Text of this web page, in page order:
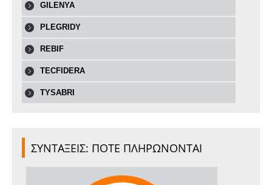
GILENYA
PLEGRIDY
REBIF
TECFIDERA
TYSABRI
ΣΥΝΤΑΞΕΙΣ: ΠΟΤΕ ΠΛΗΡΩΝΟΝΤΑΙ